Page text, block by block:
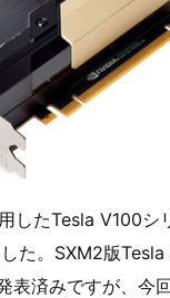
したTesla V100シ
た。SXM2版
表済みですが、今